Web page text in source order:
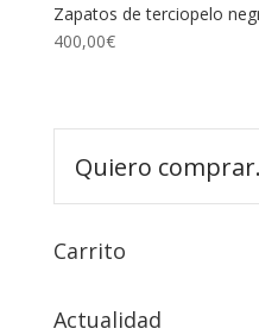
Zapatos de terciopelo
400,00€
Carrito
Actualidad